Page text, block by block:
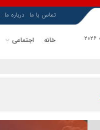
تماس با ما درباره ما
خانه اجتماعی